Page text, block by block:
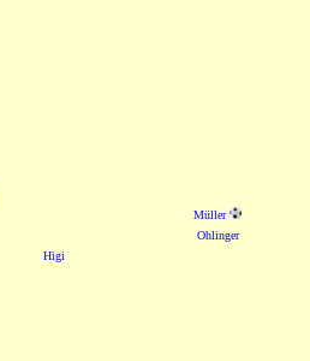
Müller
Ohlinger
Higi